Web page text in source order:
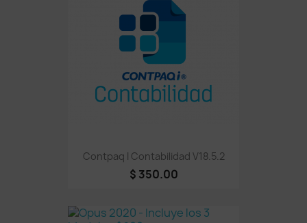
Contpaq I Contabilidad V18.5.2
$ 350.00